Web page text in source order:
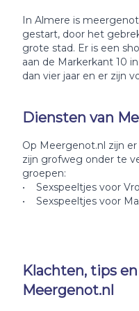
In Almere is
gestart, door het
grote stad. Er is een
aan de Markerkant 10 in
dan vier jaar en er zijn
Diensten van
Op Meergenot.nl zijn
zijn grofweg onder te
groepen:
• Sexspeeltjes voor
• Sexspeeltjes voor
Klachten, tips
Meergenot.nl